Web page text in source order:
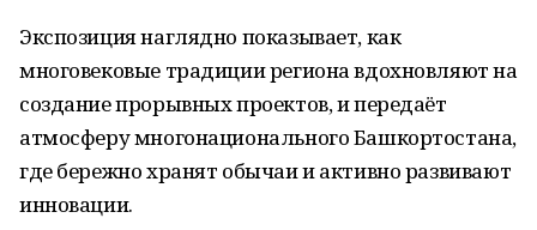
Экспозиция наглядно показывает, как
многовековые традиции региона вдохновляют на
создание прорывных проектов, и передаёт
атмосферу многонационального Башкортостана,
где бережно хранят обычаи и активно развивают
инновации.